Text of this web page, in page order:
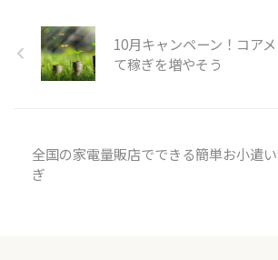
10月キャンペーン！コア
て稼ぎを増やそう
全国の家電量販店でできる簡単お小遣
ぎ